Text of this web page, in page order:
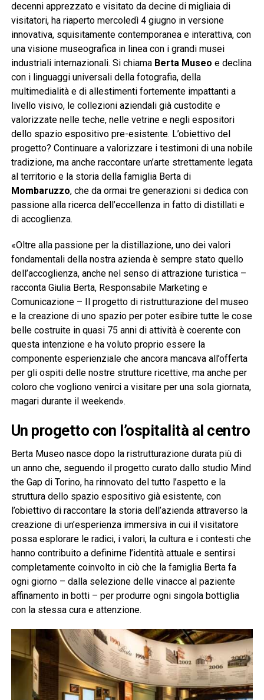
decenni apprezzato e visitato da decine di migliaia di
visitatori, ha riaperto mercoledì 4 giugno in versione
innovativa, squisitamente contemporanea e interattiva, con
una visione museografica in linea con i grandi musei
industriali internazionali. Si chiama Berta Museo e declina
con i linguaggi universali della fotografia, della
multimedialità e di allestimenti fortemente impattanti a
livello visivo, le collezioni aziendali già custodite e
valorizzate nelle teche, nelle vetrine e negli espositori
dello spazio espositivo pre-esistente. L’obiettivo del
progetto? Continuare a valorizzare i testimoni di una nobile
tradizione, ma anche raccontare un’arte strettamente legata
al territorio e la storia della famiglia Berta di
Mombaruzzo, che da ormai tre generazioni si dedica con
passione alla ricerca dell’eccellenza in fatto di distillati e
di accoglienza.
«Oltre alla passione per la distillazione, uno dei valori
fondamentali della nostra azienda è sempre stato quello
dell’accoglienza, anche nel senso di attrazione turistica –
racconta Giulia Berta, Responsabile Marketing e
Comunicazione – Il progetto di ristrutturazione del museo
e la creazione di uno spazio per poter esibire tutte le cose
belle costruite in quasi 75 anni di attività è coerente con
questa intenzione e ha voluto proprio essere la
componente esperienziale che ancora mancava all’offerta
per gli ospiti delle nostre strutture ricettive, ma anche per
coloro che vogliono venirci a visitare per una sola giornata,
magari durante il weekend».
Un progetto con l’ospitalità al centro
Berta Museo nasce dopo la ristrutturazione durata più di
un anno che, seguendo il progetto curato dallo studio Mind
the Gap di Torino, ha rinnovato del tutto l’aspetto e la
struttura dello spazio espositivo già esistente, con
l’obiettivo di raccontare la storia dell’azienda attraverso la
creazione di un’esperienza immersiva in cui il visitatore
possa esplorare le radici, i valori, la cultura e i contesti che
hanno contribuito a definirne l’identità attuale e sentirsi
completamente coinvolto in ciò che la famiglia Berta fa
ogni giorno – dalla selezione delle vinacce al paziente
affinamento in botti – per produrre ogni singola bottiglia
con la stessa cura e attenzione.